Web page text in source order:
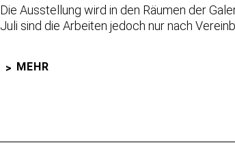
Die Ausstellung wird in den Räumen der
Juli sind die Arbeiten jedoch nur nach
MEHR